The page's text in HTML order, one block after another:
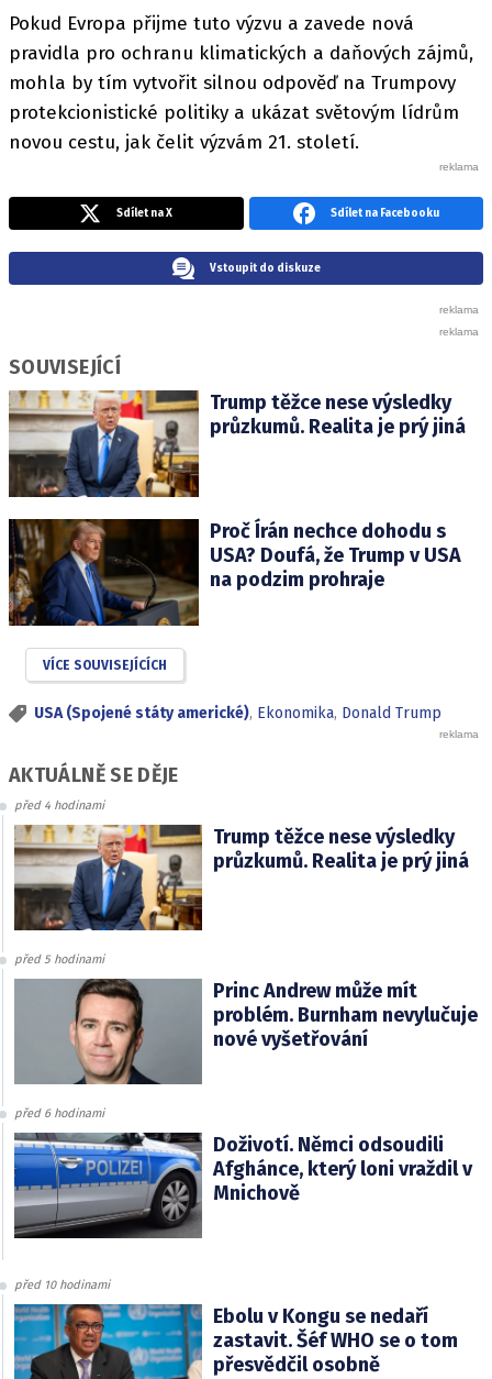
Pokud Evropa přijme tuto výzvu a zavede nová
pravidla pro ochranu klimatických a daňových zájmů,
mohla by tím vytvořit silnou odpověď na Trumpovy
protekcionistické politiky a ukázat světovým lídrům
novou cestu, jak čelit výzvám 21. století.
Sdílet na X Sdílet na Facebooku
Vstoupit do diskuze
SOUVISEJÍCÍ
Trump těžce nese výsledky
průzkumů. Realita je prý jiná
Proč Írán nechce dohodu s
USA? Doufá, že Trump v USA
na podzim prohraje
VÍCE SOUVISEJÍCÍCH
USA (Spojené státy americké), Ekonomika, Donald Trump
AKTUÁLNĚ SE DĚJE
před 4 hodinami
Trump těžce nese výsledky
průzkumů. Realita je prý jiná
před 5 hodinami
Princ Andrew může mít
problém. Burnham nevylučuje
nové vyšetřování
před 6 hodinami
Doživotí. Němci odsoudili
Afghánce, který loni vraždil v
Mnichově
před 10 hodinami
Ebolu v Kongu se nedaří
zastavit. Šéf WHO se o tom
přesvědčil osobně